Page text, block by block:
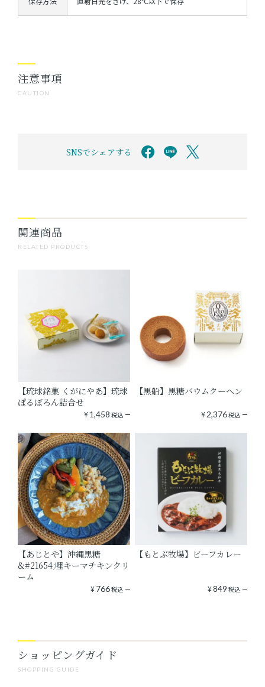
CAUTION
注意事項
SNSでシェアする
RELATED PRODUCTS
関連商品
【琉球銘菓 くがにやあ】琉球
ぽるぼろん詰合せ
¥1,458 税込
【黒船】黒糖バウムクーヘン
¥2,376税込
【あじとや】沖縄黒糖
&#21654;哩キーマチキンクリ
ーム
¥766税込
【もとぶ牧場】ビーフカレー
¥849 税込
SHOPPING GUIDE
ショッピングガイド